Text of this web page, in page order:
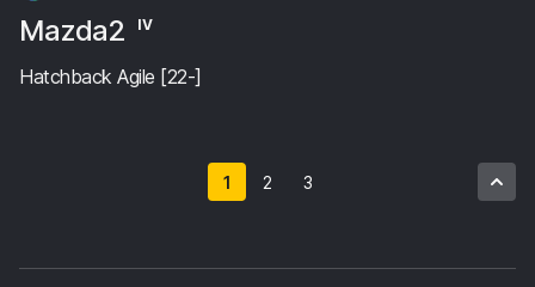
Mazda2 IV
Hatchback Agile [22-]
1 2 3